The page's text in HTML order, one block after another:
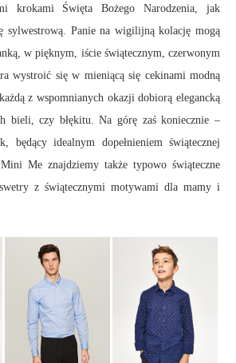
krokami Święta Bożego Narodzenia, jak
sylwestrową. Panie na wigilijną kolację mogą
w pięknym, iście świątecznym, czerwonym
wystroić się w mieniącą się cekinami modną
z wspomnianych okazji dobiorą elegancką
bieli, czy błękitu. Na górę zaś koniecznie –
będący idealnym dopełnieniem świątecznej
Me znajdziemy także typowo świąteczne
z świątecznymi motywami dla mamy i